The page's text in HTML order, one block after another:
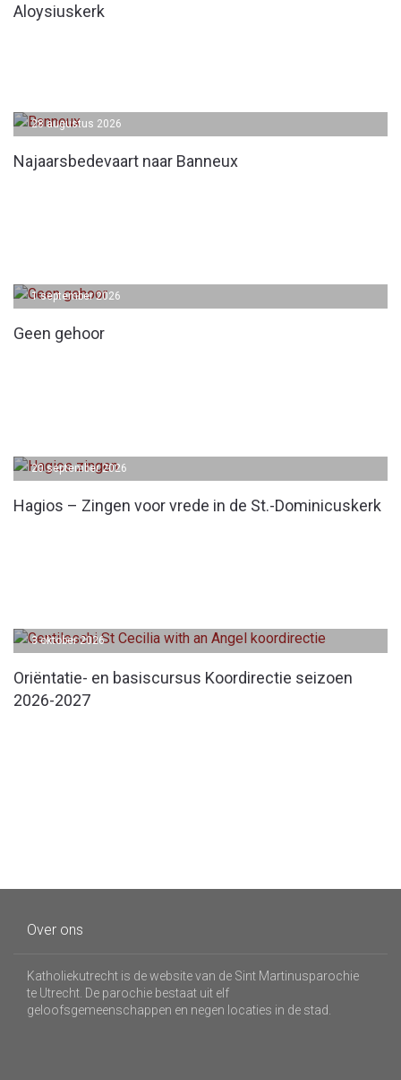
Aloysiuskerk
Najaarsbedevaart naar Banneux
28 augustus 2026
Geen gehoor
1 september 2026
Hagios – Zingen voor vrede in de St.-Dominicuskerk
20 september 2026
Oriëntatie- en basiscursus Koordirectie seizoen
2026-2027
3 oktober 2026
Over ons
Katholiekutrecht is de website van de Sint Martinusparochie
te Utrecht. De parochie bestaat uit elf
geloofsgemeenschappen en negen locaties in de stad.